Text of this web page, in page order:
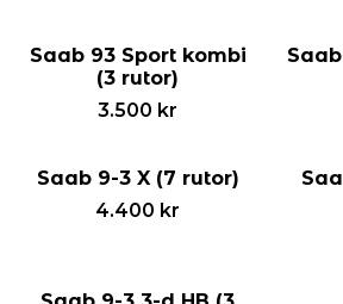
Saab 93 Sport kombi
(3 rutor)
3.500 kr
Saab 9-3 X (7 rutor)
4.400 kr